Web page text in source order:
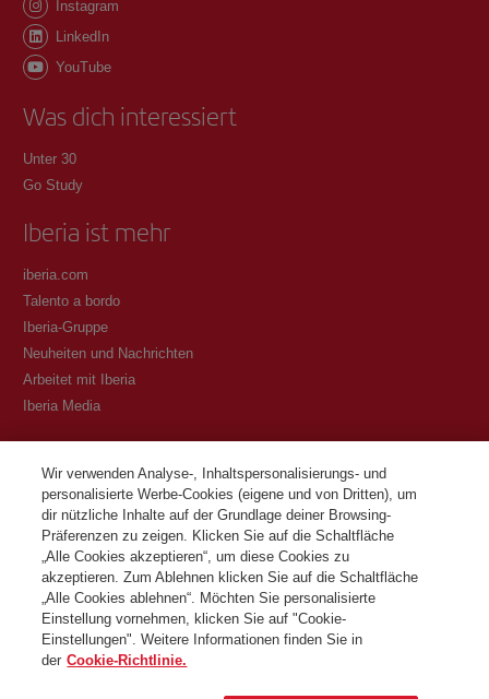
Instagram
LinkedIn
YouTube
Was dich interessiert
Unter 30
Go Study
Iberia ist mehr
iberia.com
Talento a bordo
Iberia-Gruppe
Neuheiten und Nachrichten
Arbeitet mit Iberia
Iberia Media
Allgemeine Geschäftsbedingungen des Iberia Club Programms
Bedingungen für die Registrierung auf iberia.com
Richtlinien zum Schutz personenbezogener Daten
Cookie-Richtlinie und -Verwaltung
Kontaktiere
©Iberia Joven 2026. Alle Rechte vorbehalten.
Wir verwenden Analyse-, Inhaltspersonalisierungs- und
personalisierte Werbe-Cookies (eigene und von Dritten), um
dir nützliche Inhalte auf der Grundlage deiner Browsing-
Präferenzen zu zeigen. Klicken Sie auf die Schaltfläche
„Alle Cookies akzeptieren“, um diese Cookies zu
akzeptieren. Zum Ablehnen klicken Sie auf die Schaltfläche
„Alle Cookies ablehnen“. Möchten Sie personalisierte
Einstellung vornehmen, klicken Sie auf "Cookie-
Einstellungen". Weitere Informationen finden Sie in
der Cookie-Richtlinie.